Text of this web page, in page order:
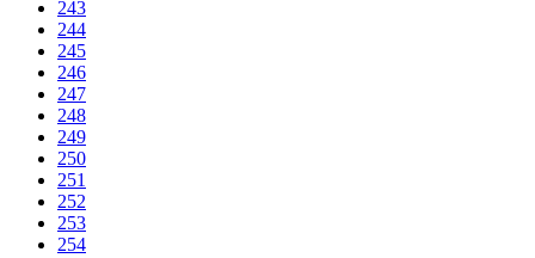
243
244
245
246
247
248
249
250
251
252
253
254